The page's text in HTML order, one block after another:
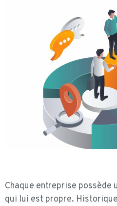
Chaque entreprise possède
qui lui est propre.